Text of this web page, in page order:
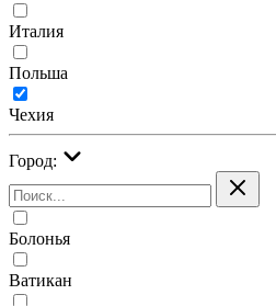
Италия
Польша
Чехия
Город:
Болонья
Ватикан